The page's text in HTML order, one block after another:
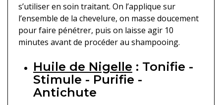
s’utiliser en soin traitant. On l’applique sur
l’ensemble de la chevelure, on masse doucement
pour faire pénétrer, puis on laisse agir 10
minutes avant de procéder au shampooing.
Huile de Nigelle : Tonifie -
Stimule - Purifie -
Antichute